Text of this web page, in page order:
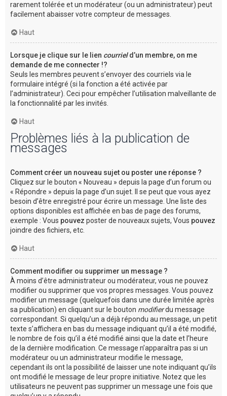
rarement tolérée et un modérateur (ou un administrateur) peut
facilement abaisser votre compteur de messages.
Haut
Lorsque je clique sur le lien courrield’un membre, on me
demande de me connecter !?
Seuls les membres peuvent s’envoyer des courriels via le
formulaire intégré (si la fonction a été activée par
l’administrateur). Ceci pour empêcher l’utilisation malveillante de
la fonctionnalité par les invités.
Haut
Problèmes liés à la publication de
messages
Comment créer un nouveau sujet ou poster une réponse ?
Cliquez sur le bouton « Nouveau » depuis la page d’un forum ou
« Répondre » depuis la page d’un sujet. Il se peut que vous ayez
besoin d’être enregistré pour écrire un message. Une liste des
options disponibles est affichée en bas de page des forums,
exemple : Vous pouvez poster de nouveaux sujets, Vous pouvez
joindre des fichiers, etc.
Haut
Comment modifier ou supprimer un message ?
À moins d’être administrateur ou modérateur, vous ne pouvez
modifier ou supprimer que vos propres messages. Vous pouvez
modifier un message (quelquefois dans une durée limitée après
sa publication) en cliquant sur le bouton modifierdu message
correspondant. Si quelqu’un a déjà répondu au message, un petit
texte s’affichera en bas du message indiquant qu’il a été modifié,
le nombre de fois qu’il a été modifié ainsi que la date et l’heure
de la dernière modification. Ce message n’apparaîtra pas si un
modérateur ou un administrateur modifie le message,
cependant ils ont la possibilité de laisser une note indiquant qu’ils
ont modifié le message de leur propre initiative. Notez que les
utilisateurs ne peuvent pas supprimer un message une fois que